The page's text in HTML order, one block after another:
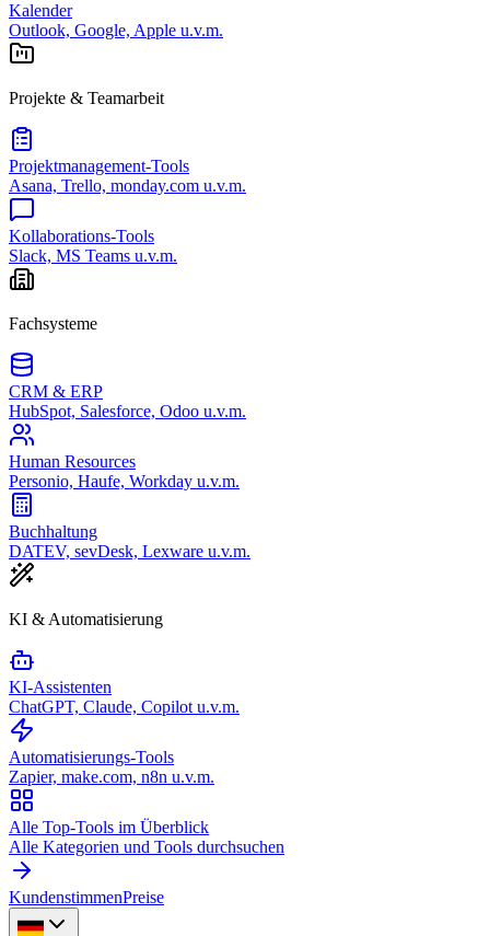
Kalender
Outlook, Google, Apple u.v.m.
Projekte & Teamarbeit
Projektmanagement-Tools
Asana, Trello, monday.com u.v.m.
Kollaborations-Tools
Slack, MS Teams u.v.m.
Fachsysteme
CRM & ERP
HubSpot, Salesforce, Odoo u.v.m.
Human Resources
Personio, Haufe, Workday u.v.m.
Buchhaltung
DATEV, sevDesk, Lexware u.v.m.
KI & Automatisierung
KI-Assistenten
ChatGPT, Claude, Copilot u.v.m.
Automatisierungs-Tools
Zapier, make.com, n8n u.v.m.
Alle Top-Tools im Überblick
Alle Kategorien und Tools durchsuchen
KundenstimmenPreise